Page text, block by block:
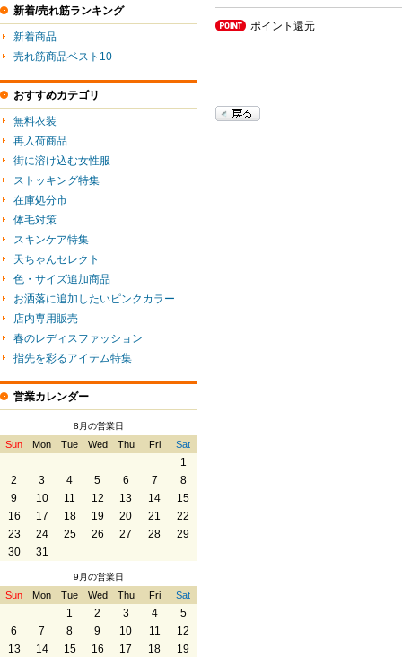
ポイント還元
新着/売れ筋ランキング
新着商品
売れ筋商品ベスト10
おすすめカテゴリ
無料衣装
再入荷商品
街に溶け込む女性服
ストッキング特集
在庫処分市
体毛対策
スキンケア特集
天ちゃんセレクト
色・サイズ追加商品
お洒落に追加したいピンクカラー
店内専用販売
春のレディスファッション
指先を彩るアイテム特集
営業カレンダー
8月の営業日
Sun Mon Tue Wed Thu Fri Sat
1
2
3 4 5 6 7
8
9
10 11 12 13 14
15
16
17 18 19 20 21
22
23
24 25 26 27 28
29
30
31
9月の営業日
Sun Mon Tue Wed Thu Fri Sat
1 2 3 4
5
6
7 8 9 10 11
12
13
14 15 16 17 18
19